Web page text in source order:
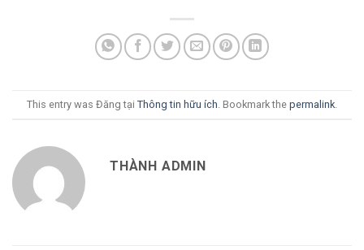
This entry was Đăng tại Thông tin hữu ích . Bookmark the permalink
THÀNH ADMIN